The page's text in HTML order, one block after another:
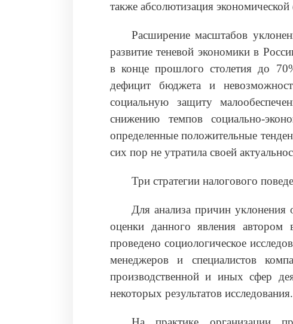
также абсолютизация
Расширение масштабов
развитие теневой экономики в
в конце прошлого столетия до
дефицит бюджета и
социальную защиту
снижению темпов социально-
определенные положительные
сих пор не утратила своей
Три стратегии налогового
Для анализа причин
оценки данного явления
проведено социологическое
менеджеров и специалистов
производственной и иных сфер
некоторых результатов исследования.